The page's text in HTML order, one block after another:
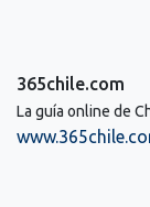
365chile.com
La guía online de